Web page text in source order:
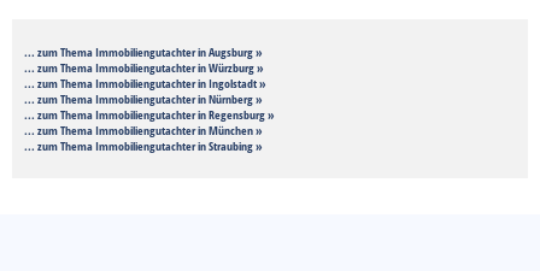
... zum Thema Immobiliengutachter in Augsburg »
... zum Thema Immobiliengutachter in Würzburg »
... zum Thema Immobiliengutachter in Ingolstadt »
... zum Thema Immobiliengutachter in Nürnberg »
... zum Thema Immobiliengutachter in Regensburg »
... zum Thema Immobiliengutachter in München »
... zum Thema Immobiliengutachter in Straubing »